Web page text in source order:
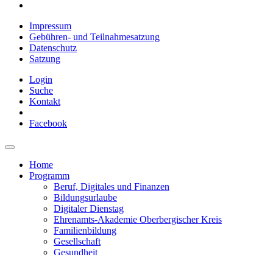
Impressum
Gebühren- und Teilnahmesatzung
Datenschutz
Satzung
Login
Suche
Kontakt
Facebook
Home
Programm
Beruf, Digitales und Finanzen
Bildungsurlaube
Digitaler Dienstag
Ehrenamts-Akademie Oberbergischer Kreis
Familienbildung
Gesellschaft
Gesundheit